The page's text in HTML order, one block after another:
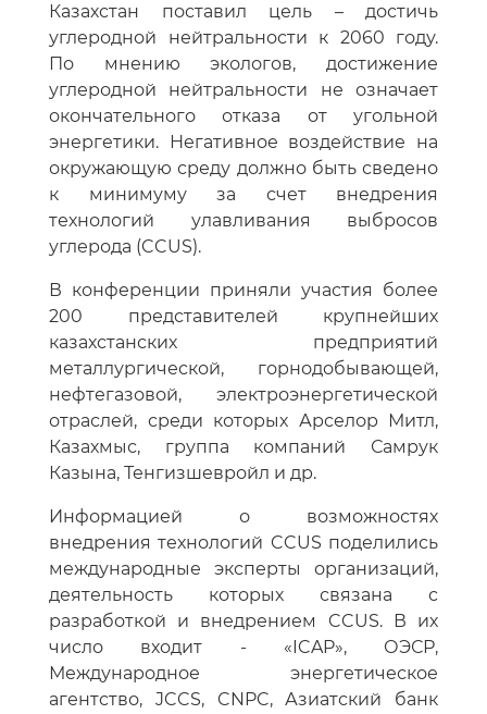
Казахстан поставил цель – достичь
углеродной нейтральности к 2060 году.
По мнению экологов, достижение
углеродной нейтральности не означает
окончательного отказа от угольной
энергетики. Негативное воздействие на
окружающую среду должно быть сведено
к минимуму за счет внедрения
технологий улавливания выбросов
углерода (CCUS).
В конференции приняли участия более
200 представителей крупнейших
казахстанских предприятий
металлургической, горнодобывающей,
нефтегазовой, электроэнергетической
отраслей, среди которых Арселор Митл,
Казахмыс, группа компаний Самрук
Казына, Тенгизшевройл и др.
Информацией о возможностях
внедрения технологий CCUS поделились
международные эксперты организаций,
деятельность которых связана с
разработкой и внедрением CCUS. В их
число входит - «ICAP», ОЭСР,
Международное энергетическое
агентство, JCCS, CNPC, Азиатский банк